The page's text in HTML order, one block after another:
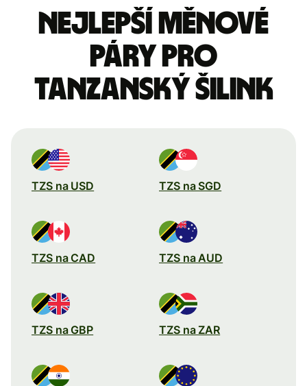
Nejlepší měnové
páry pro
tanzanský šilink
TZS na USD TZS na SGD
TZS na CAD TZS na AUD
TZS na GBP TZS na ZAR